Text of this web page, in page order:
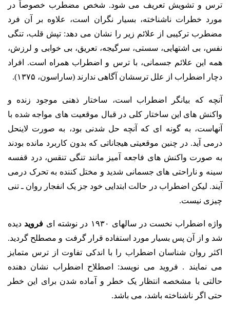
ترس و تشویش تعریف می شود. شخص مضطرب خصوصاً در
مورد خطرات ناشناخته، بسیار نگران است، علاوه بر آن فرد
مضطرب ترکیبی از علائم زیر را نشان می دهد: تپش قلب، تنگی
نفس، بی اشتهایی، سستی، سرگیجه، تعریق، بی خوابی و لرزش،
همه این علائم جسمانی، با ترس و اضطراب همراه است. افراد
دچار اضطراب از علل ترسشان آگاهی ندارند (ساراسون، ۱۳۷۵).
آنچه که بیانگر اضطراب است، ساختار ذهنی موجود زنده و
واکنش های این ساختار کلی در قبال موقعیت های مواجه شده با
آنهاست، به گونه ای که آنچه حل شدنی بود، به صورت لاینحل
درمی آید. در چنین موقعیتی هیجاناتی که بدون کاربرد مانده بودند
به صورت واکنش های فاجعه آمیز مانند تنگی تنقس، درد قفسه
سینه و ناراحتی های جسمانی شدید و مختل کننده به تحرک درمی
آیند. لیکن اضطراب در حالت ابتدایی خود جز یک انفجار روان ـ تنی
چیزی نیست.
واژه اضطراب نخست در سالهای ۱۹۳۰ در نوشته ای فروید دیده
شد و از آن پس بسیار مورد استفاده قرار گرفت و مصطلح گردید.
اکثر روان شناسان اضطراب را با اندکی تفاوت از ترس متمایز
می نمایند . فروید می نویسد: اصطلاح اضطراب نشان دهنده
حالتی با مشخصه انتظار یک خطر و آماده شدن برای این خطر
حتی اگر ناشناخته باشد، می باشد.